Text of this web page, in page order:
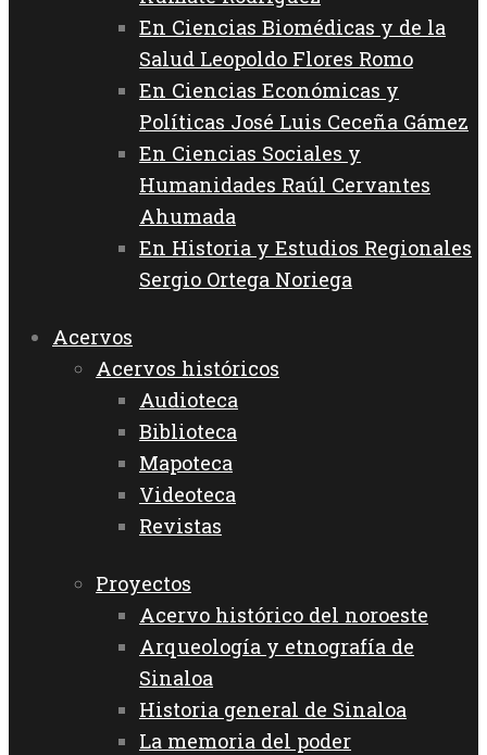
En Ciencias Biomédicas y de la
Salud Leopoldo Flores Romo
En Ciencias Económicas y
Políticas José Luis Ceceña Gámez
En Ciencias Sociales y
Humanidades Raúl Cervantes
Ahumada
En Historia y Estudios Regionales
Sergio Ortega Noriega
Acervos
Acervos históricos
Audioteca
Biblioteca
Mapoteca
Videoteca
Revistas
Proyectos
Acervo histórico del noroeste
Arqueología y etnografía de
Sinaloa
Historia general de Sinaloa
La memoria del poder